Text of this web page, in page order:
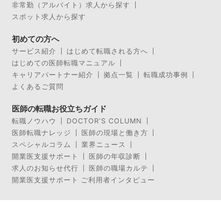
非常勤（アルバイト）求人から探す
スポット求人から探す
初めての方へ
サービス紹介
はじめて転職される方へ
はじめての医師転職マニュアル
キャリアパートナー紹介
拠点一覧
転職成功事例
よくあるご質問
医師の転職お役立ちガイド
転職ノウハウ
DOCTOR’S COLUMN
医師転職ナレッジ
医師の現場と働き方
スペシャルコラム
業界ニュース
開業医支援サポート
医師の年収診断
求人のお知らせ代行
医師の職場カルテ
開業医支援サポート ご利用者インタビュー